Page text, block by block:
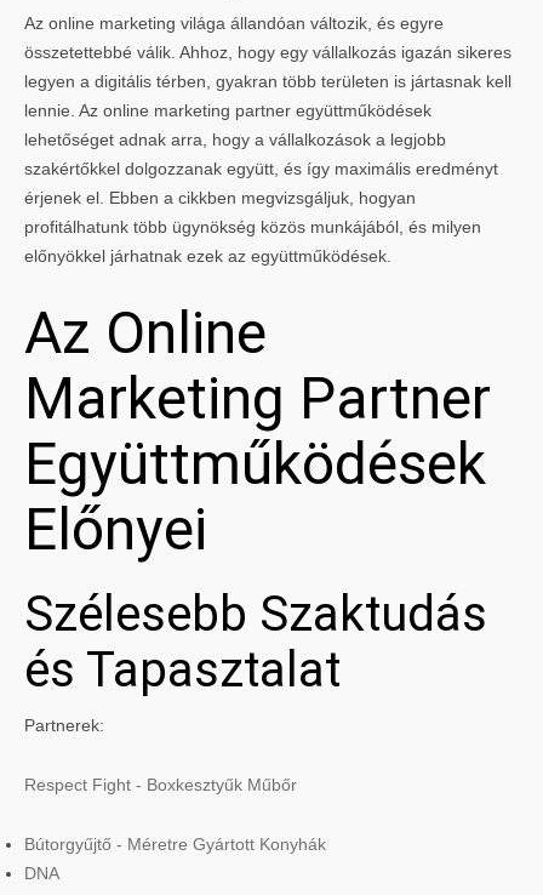
Az online marketing világa állandóan változik, és egyre
összetettebbé válik. Ahhoz, hogy egy vállalkozás igazán sikeres
legyen a digitális térben, gyakran több területen is jártasnak kell
lennie. Az online marketing partner együttműködések
lehetőséget adnak arra, hogy a vállalkozások a legjobb
szakértőkkel dolgozzanak együtt, és így maximális eredményt
érjenek el. Ebben a cikkben megvizsgáljuk, hogyan
profitálhatunk több ügynökség közös munkájából, és milyen
előnyökkel járhatnak ezek az együttműködések.
Az Online
Marketing Partner
Együttműködések
Előnyei
Szélesebb Szaktudás
és Tapasztalat
Partnerek:
Respect Fight - Boxkesztyűk Műbőr
Bútorgyűjtő - Méretre Gyártott Konyhák
DNA